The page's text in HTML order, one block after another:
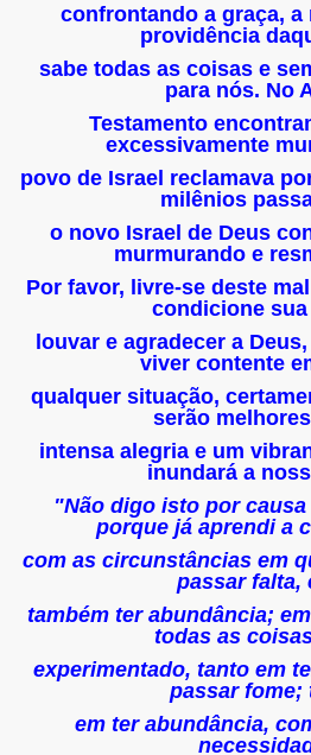
confrontando a graça, a
providência
sabe todas as coisas e
para nós. No
Testamento
excessivamente
povo de Israel reclamava
milênios
o novo Israel de Deus
murmurando e
Por favor, livre-se deste
condicione sua
louvar e agradecer a
viver contente
qualquer situação,
serão
intensa alegria e um
inundará a
"Não digo isto por
porque já aprendi a
com as circunstâncias em
passar falta,
também ter abundância;
todas as
experimentado, tanto em
passar fome;
em ter abundância,